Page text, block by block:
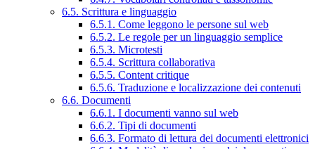
6.5. Scrittura e linguaggio
6.5.1. Come leggono le persone sul web
6.5.2. Le regole per un linguaggio semplice
6.5.3. Microtesti
6.5.4. Scrittura collaborativa
6.5.5. Content critique
6.5.6. Traduzione e localizzazione dei contenuti
6.6. Documenti
6.6.1. I documenti vanno sul web
6.6.2. Tipi di documenti
6.6.3. Formato di lettura dei documenti elettronici